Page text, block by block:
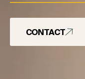
CONTACT